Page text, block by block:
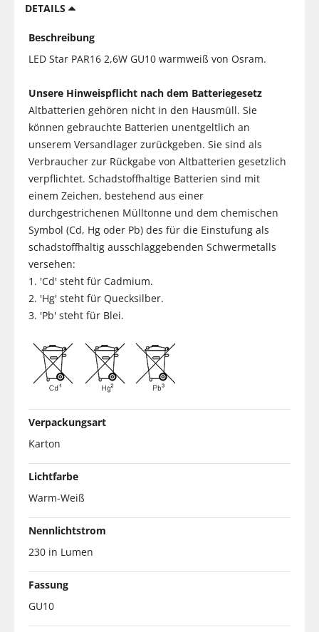
DETAILS
Beschreibung
LED Star PAR16 2,6W GU10 warmweiß von Osram.
Unsere Hinweispflicht nach dem Batteriegesetz
Altbatterien gehören nicht in den Hausmüll. Sie
können gebrauchte Batterien unentgeltlich an
unserem Versandlager zurückgeben. Sie sind als
Verbraucher zur Rückgabe von Altbatterien gesetzlich
verpflichtet. Schadstoffhaltige Batterien sind mit
einem Zeichen, bestehend aus einer
durchgestrichenen Mülltonne und dem chemischen
Symbol (Cd, Hg oder Pb) des für die Einstufung als
schadstoffhaltig ausschlaggebenden Schwermetalls
versehen:
1. 'Cd' steht für Cadmium.
2. 'Hg' steht für Quecksilber.
3. 'Pb' steht für Blei.
Verpackungsart
Karton
Lichtfarbe
Warm-Weiß
Nennlichtstrom
230 in Lumen
Fassung
GU10